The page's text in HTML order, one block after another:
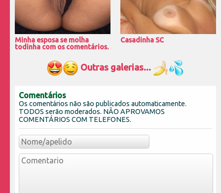
Minha esposa se molha
todinha com os comentários.
Casadinha SC
Outras galerias...
Comentários
Os comentários não são publicados automaticamente.
TODOS serão moderados. NÃO APROVAMOS
COMENTÁRIOS COM TELEFONES.